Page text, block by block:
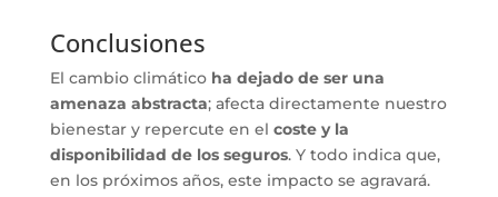
Conclusiones
El cambio climáticoha dejado de ser una
amenaza abstracta; afecta directamente nuestro
bienestar y repercute en el coste y la
disponibilidad de los seguros. Y todo indica que,
en los próximos años, este impacto se agravará.